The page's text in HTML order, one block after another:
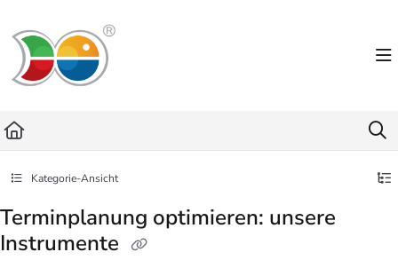
Fetch the complete documentation index at:
Use this file to discover all available pages before exploring further.
Kategorie-Ansicht
Terminplanung optimieren: unsere
Instrumente